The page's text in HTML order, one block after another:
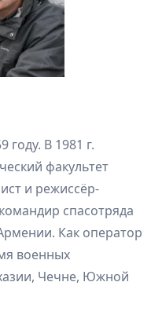
году. В 1981 г.
факультет
и режиссёр-
спасотряда
Как оператор
военных
Чечне, Южной